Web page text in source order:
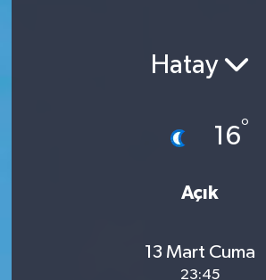
Hatay
16°
Açık
13 Mart Cuma
23:45